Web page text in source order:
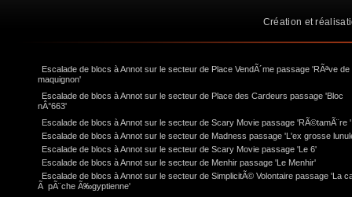
Création et
Escalade de blocs à Annot sur le secteur de Place VendÃ´me passage 'RÃªve de
maquignon'
Escalade de blocs à Annot sur le secteur de Place des Cardeurs passage 'Bloc
nÂ°663'
Escalade de blocs à Annot sur le secteur de Scary Movie passage 'RÃ©tamÃ¨re '
Escalade de blocs à Annot sur le secteur de Madness passage 'L'ex grosse
Escalade de blocs à Annot sur le secteur de Scary Movie passage 'Le 6'
Escalade de blocs à Annot sur le secteur de Menhir passage 'Le Menhir'
Escalade de blocs à Annot sur le secteur de SimplicitÃ© Volontaire passage 'La
Ã pÃ¨che Ã‰gyptienne'